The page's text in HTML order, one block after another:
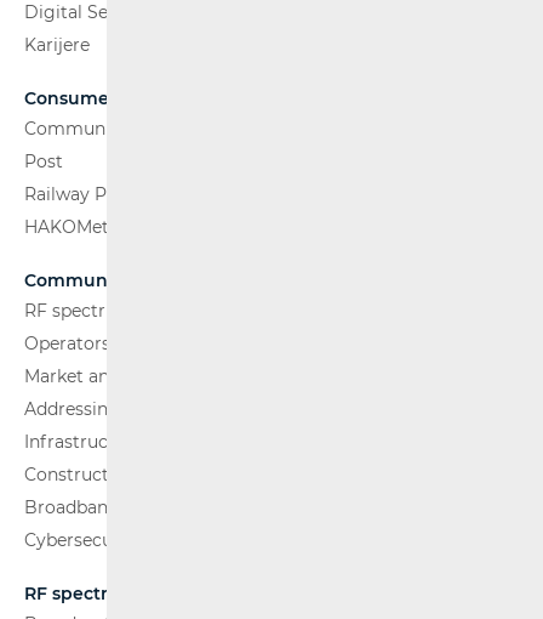
Digital Services Act
Karijere
Consumers
Communications Network
Post
Railway Passenger Transport
HAKOMetar
Communications Network
RF spectrum
Operators and Services
Market analysis
Addressing and numbering space
Infrastructure
Construction Conditions
Broadband Competence Office (BCO)
Cybersecurity
RF spectrum